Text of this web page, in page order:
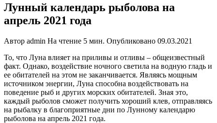
Лунный календарь рыболова на
апрель 2021 года
Автор admin На чтение 5 мин. Опубликовано 09.03.2021
То, что Луна влияет на приливы и отливы – общеизвестный
факт. Однако, воздействие ночного светила на водную гладь и
ее обитателей на этом не заканчивается. Являясь мощным
источником энергии, Луна способна воздействовать на
поведение рыб и других морских обитателей. Зная это,
каждый рыболов сможет получить хороший клев, отправляясь
на рыбалку в благоприятные дни по Лунному календарю
рыболова на апрель 2021 года.